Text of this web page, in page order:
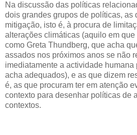
Na discussão das políticas
dois grandes grupos de políticas, as
mitigação, isto é, à procura de
alterações climáticas (aquilo em
como Greta Thundberg, que acha
assados nos próximos anos se não
imediatamente a actividade
acha adequados), e as que dizem
é, as que procuram ter em atenção
contexto para desenhar políticas de
contextos.